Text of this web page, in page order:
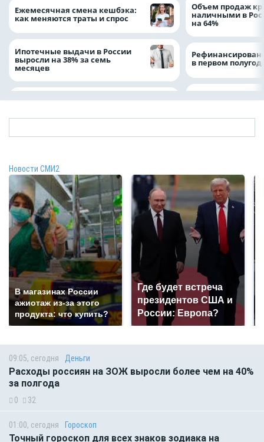
Ежемесячная смена кешбэка:
как меняются траты и спрос
Ипотечные выдачи в России
выросли на 38% за семь
месяцев
Объем продаж
наличными в
на 64%
в первом
Новости СМИ2
В магазинах России
ажиотаж из-за этого
продукта: что купить?
Где будет встреча
президентов США и
России: Европа?
09:05, сегодня Деньги
Расходы россиян на ЗОЖ выросли более чем на 40%
за полгода
0 32
01:00, сегодня Гороскоп
Точный гороскоп для всех знаков зодиака на